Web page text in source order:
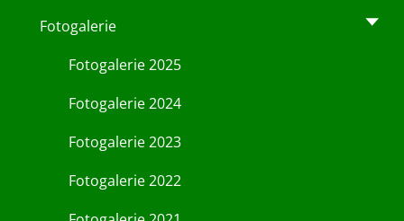
Fotogalerie
Fotogalerie 2025
Fotogalerie 2024
Fotogalerie 2023
Fotogalerie 2022